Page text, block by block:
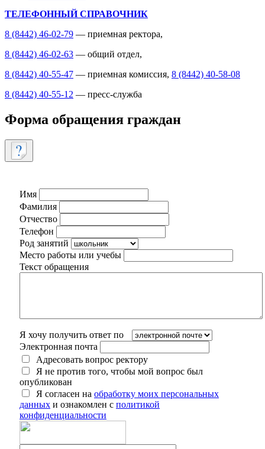
ТЕЛЕФОННЫЙ СПРАВОЧНИК
8 (8442) 46-02-79 — приемная ректора,
8 (8442) 46-02-63 — общий отдел,
8 (8442) 40-55-47 — приемная комиссия, 8 (8442) 40-58-08
8 (8442) 40-55-12 — пресс-служба
Форма обращения граждан
Имя
Фамилия
Отчество
Телефон
Род занятий
Место работы или учебы
Текст обращения
Я хочу получить ответ по
Электронная почта
Адресовать вопрос ректору
Я не против того, чтобы мой вопрос был
опубликован
Я согласен на обработку моих персональных
данных и ознакомлен с политикой
конфиденциальности